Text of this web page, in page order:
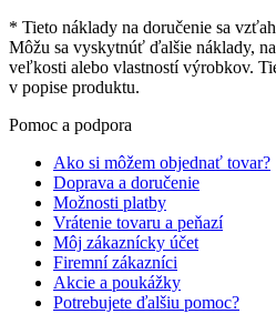
* Tieto náklady na doručenie sa
Môžu sa vyskytnúť ďalšie náklady,
veľkosti alebo vlastností výrobkov.
v popise produktu.
Pomoc a podpora
Ako si môžem objednať tovar?
Doprava a doručenie
Možnosti platby
Vrátenie tovaru a peňazí
Môj zákaznícky účet
Firemní zákazníci
Akcie a poukážky
Potrebujete ďalšiu pomoc?